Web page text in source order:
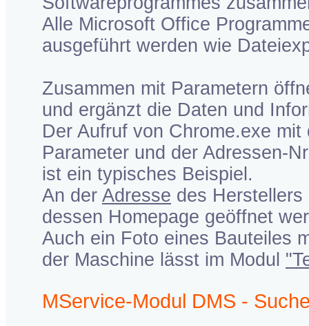
Alle Microsoft Office
ausgeführt werden wie
Zusammen mit Parametern
und ergänzt die Daten und
Der Aufruf von Chrome.exe
Parameter und der Adressen-
ist ein typisches Beispiel.
An der Adresse des
dessen Homepage geöffnet
Auch ein Foto eines Bauteiles
der Maschine lässt im Modul
MService-Modul DMS -